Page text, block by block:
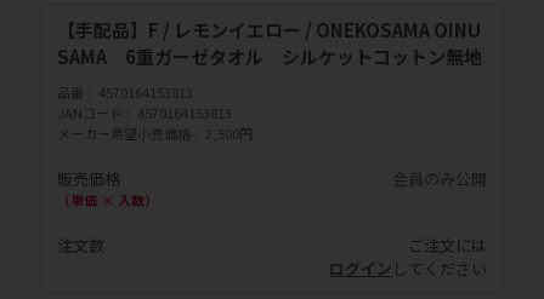
【手配品】F / レモンイエロー / ONEKOSAMA OINU
SAMA 6重ガーゼタオル シルケットコットン無地
品番
4570164153813
JANコード
4570164153813
メーカー希望小売価格
2,500円
販売価格
（単価 × 入数）
会員のみ公開
注文数
ご注文には
ログイン してください